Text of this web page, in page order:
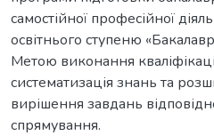
самостійної професійної
освітнього ступеню
Метою виконання
систематизація знань та
вирішення завдань
спрямування.